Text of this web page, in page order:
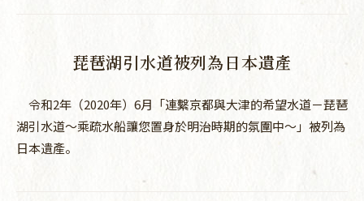
琵琶湖引水道被列為日本遺產
令和2年（2020年）6月「連繫京都與大津的希望水道－琵琶
湖引水道～乘疏水船讓您置身於明治時期的氛圍中～」被列為
日本遺產。